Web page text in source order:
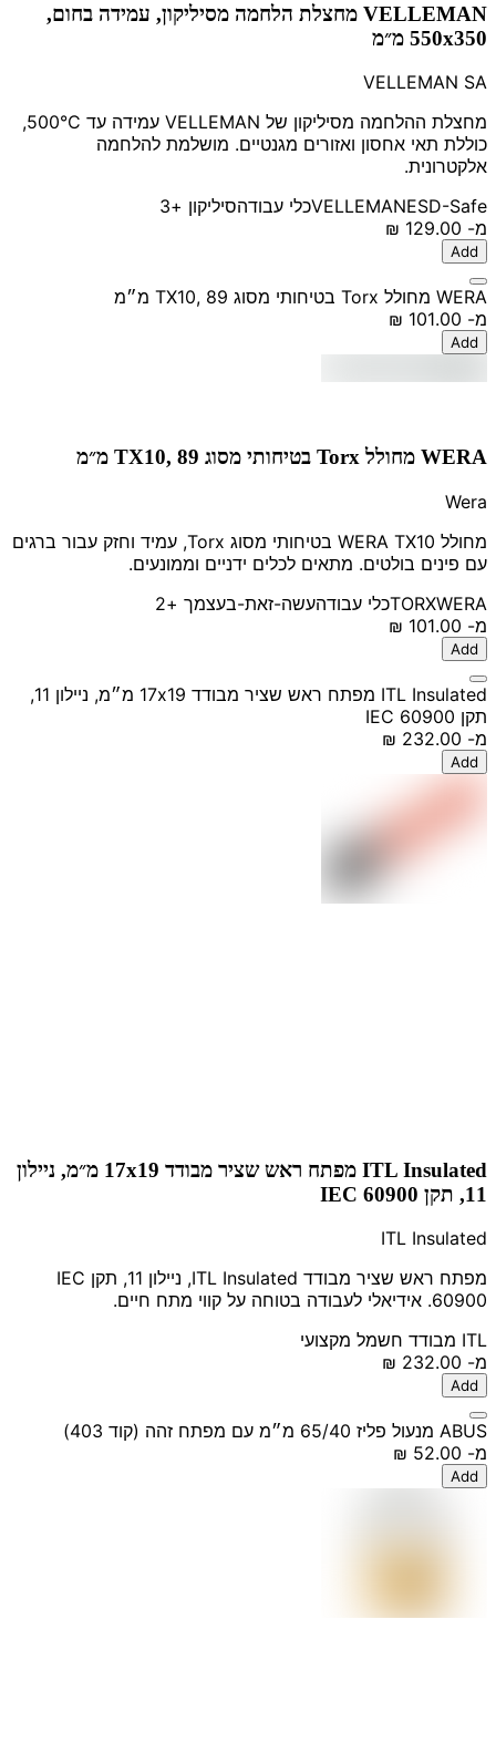
VELLEMAN מחצלת הלחמה מסיליקון, עמידה בחום,
550x350 מ״מ
VELLEMAN SA
מחצלת ההלחמה מסיליקון של VELLEMAN עמידה עד 500°C,
כוללת תאי אחסון ואזורים מגנטיים. מושלמת להלחמה
אלקטרונית.
VELLEMANESD-Safe כלי עבודהסיליקון +3
מ-
Add
WERA מחולל Torx בטיחותי מסוג TX10, 89 מ״מ
מ-
Add
WERA מחולל Torx בטיחותי מסוג TX10, 89 מ״מ
Wera
מחולל WERA TX10 בטיחותי מסוג Torx, עמיד וחזק עבור ברגים
עם פינים בולטים. מתאים לכלים ידניים וממונעים.
TORXWERA כלי עבודהעשה-זאת-בעצמך +2
מ-
Add
ITL Insulated מפתח ראש שציר מבודד 17x19 מ״מ, ניילון 11,
תקן IEC 60900
מ-
Add
ITL Insulated מפתח ראש שציר מבודד 17x19 מ״מ, ניילון
11, תקן IEC 60900
ITL Insulated
מפתח ראש שציר מבודד ITL Insulated, ניילון 11, תקן IEC
60900. אידיאלי לעבודה בטוחה על קווי מתח חיים.
ITL מבודד חשמל מקצועי
מ-
Add
ABUS מנעול פליז 65/40 מ״מ עם מפתח זהה (קוד 403)
מ-
Add